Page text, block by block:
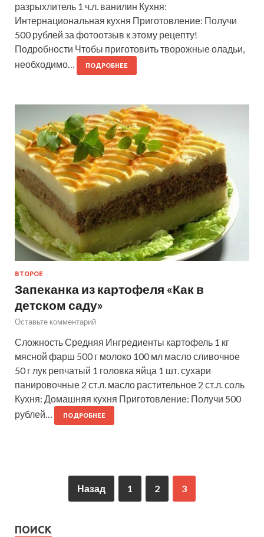
разрыхлитель 1 ч.л. ванилин Кухня:
Интернациональная кухня Приготовление: Получи
500 рублей за фотоотзыв к этому рецепту!
Подробности Чтобы приготовить творожные оладьи,
необходимо…
ПОДРОБНЕЕ
ВТОРОЕ
Запеканка из картофеля «Как в
детском саду»
Оставьте комментарий
Сложность Средняя Ингредиенты картофель 1 кг
мясной фарш 500 г молоко 100 мл масло сливочное
50 г лук репчатый 1 головка яйца 1 шт. сухари
панировочные 2 ст.л. масло растительное 2 ст.л. соль
Кухня: Домашняя кухня Приготовление: Получи 500
рублей…
ПОДРОБНЕЕ
Назад 1 2 3
ПОИСК